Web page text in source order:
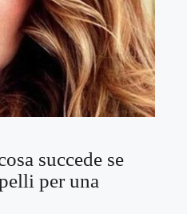
succede se
per una